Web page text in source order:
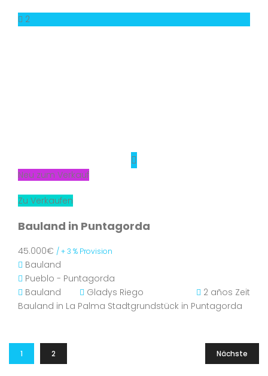
2
Neu zum Verkauf
Zu Verkaufen
Bauland in Puntagorda
45.000€ / + 3 % Provision
Bauland
Pueblo - Puntagorda
Bauland
Gladys Riego
2 años Zeit
Bauland in La Palma Stadtgrundstück in Puntagorda
1 2 Nächste